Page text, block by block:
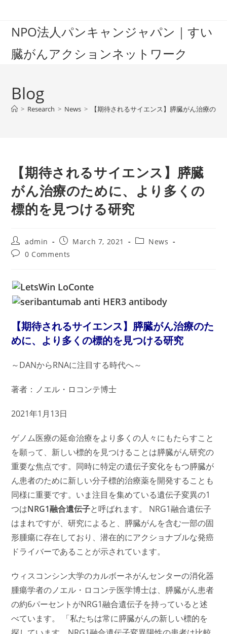
contentNPO法人パンキャンジャパン｜すい
臓がんアクションネットワーク
Blog
> Research > News > 【期待されるサイエンス】膵臓がん治療の
【期待されるサイエンス】膵臓
がん治療のために、より多くの
標的を見つける研究
Post
author:
admin
Post
published:
March 7, 2021
PostNews
Post0 Comments
【期待されるサイエンス】膵臓がん治療のた
めに、より多くの標的を見つける研究
～DANからRNAに注目する時代へ～
著者：ノエル・ロコンテ博士
2021年1月13日
ゲノム医療の延命治療をより多くの人々にもたらすこと
を願って、新しい標的を見つけることは膵臓がん研究の
重要な焦点です。同時に特定の遺伝子変化をもつ膵臓が
ん患者のために新しい分子標的治療薬を開発することも
同様に重要です。いま注目を集めている遺伝子変異の1
つはNRG1融合遺伝子と呼ばれます。 NRG1融合遺伝子
はまれですが、研究によると、膵臓がんを含む一部の固
形腫瘍に存在しており、潜在的にアクショナブルな発癌
ドライバーであることが示されています。
ウィスコンシン大学のカルボーネがんセンターの消化器
腫瘍学者のノエル・ロコンテ医学博士は、膵臓がん患者
の約6パーセントがNRG1融合遺伝子を持っていると述
べています。 「私たちは常に膵臓がんの新しい標的を